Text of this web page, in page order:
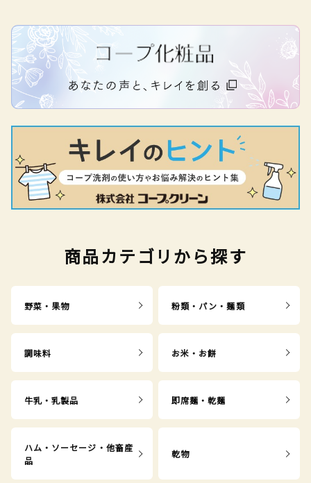
商品カテゴリから探す
野菜・果物 粉類・パン・麺類
調味料 お米・お餅
牛乳・乳製品 即席麺・乾麺
ハム・ソーセージ・他畜産
品
乾物